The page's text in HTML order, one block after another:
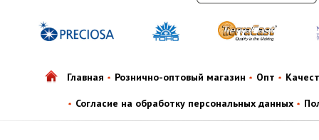
Главная Рознично-оптовый магазин Опт
Согласие на обработку персональных данных